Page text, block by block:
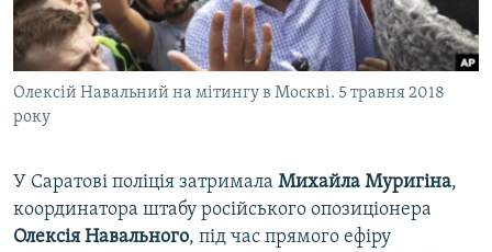
ВІДЕОУРОКИ «ELIFBE»
СВІДЧЕННЯ ОКУПАЦІЇ
УКРАЇНСЬКА ПРОБЛЕМА КРИМУ
Русский
Qırımtatar
Усі сайти RFE/RL
Олексій Навальний на мітингу в Москві. 5 травня 2018
року
У Саратові поліція затримала Михайла Муригіна,
координатора штабу російського опозиціонера
Олексія Навального, під час прямого ефіру